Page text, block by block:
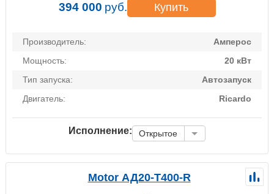
394 000 руб. Купить
Производитель:
Амперос
Мощность:
20 кВт
Тип запуска:
Автозапуск
Двигатель:
Ricardo
Исполнение: Открытое
Motor АД20-Т400-R